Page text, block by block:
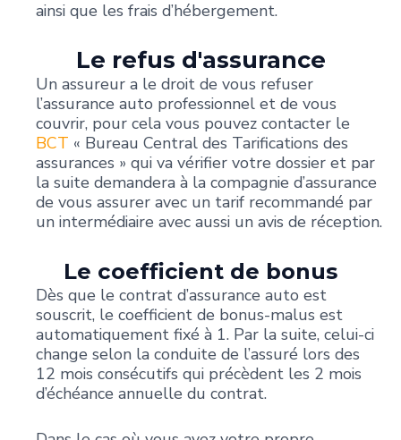
ainsi que les frais d’hébergement.
Le refus d'assurance
Un assureur a le droit de vous refuser
l’assurance auto professionnel et de vous
couvrir, pour cela vous pouvez contacter le
BCT « Bureau Central des Tarifications des
assurances » qui va vérifier votre dossier et par
la suite demandera à la compagnie d’assurance
de vous assurer avec un tarif recommandé par
un intermédiaire avec aussi un avis de réception.
Le coefficient de bonus
Dès que le contrat d’assurance auto est
souscrit, le coefficient de bonus-malus est
automatiquement fixé à 1. Par la suite, celui-ci
change selon la conduite de l’assuré lors des
12 mois consécutifs qui précèdent les 2 mois
d’échéance annuelle du contrat.